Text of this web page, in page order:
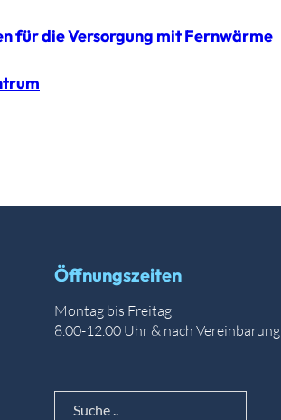
für die Versorgung mit Fernwärme
Öffnungszeiten
Montag bis Freitag
8.00-12.00 Uhr & nach Vereinbarung